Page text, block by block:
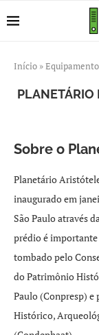
Início »
PLANETÁRIO
Sobre o
Planetário
inaugurado em
São Paulo através
prédio é
tombado pelo
do Patrimônio
Paulo (Conpresp) e
Histórico,